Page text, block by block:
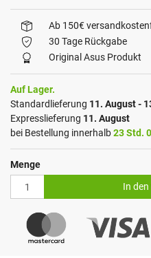
Ab 150€
30 Tage Rückgabe
Original Asus Produkt
Auf Lager.
Standardlieferung 11. August -
Expresslieferung 11. August
bei Bestellung innerhalb23 Std.
Menge
In